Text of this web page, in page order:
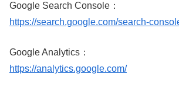
Google Search Console：
https://search.google.com/search-
Google Analytics：
https://analytics.google.com/